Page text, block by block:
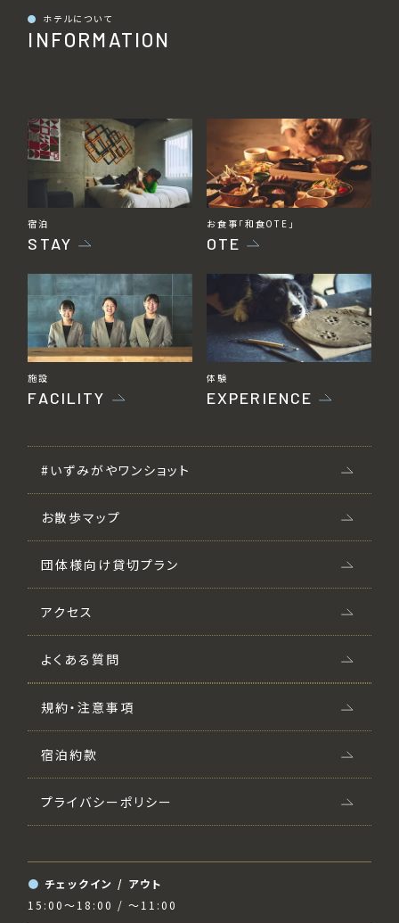
● ホテルについて
INFORMATION
宿泊
STAY
お食事「和食OTE」
OTE
施設
FACILITY
体験
EXPERIENCE
#いずみがやワンショット
お散歩マップ
団体様向け貸切プラン
アクセス
よくある質問
規約・注意事項
宿泊約款
プライバシーポリシー
チェックイン / アウト
15:00〜18:00 / 〜11:00